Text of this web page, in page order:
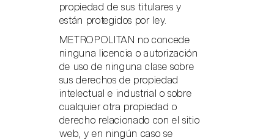
propiedad de sus titulares y
están protegidos por ley.
METROPOLITAN no concede
ninguna licencia o autorización
de uso de ninguna clase sobre
sus derechos de propiedad
intelectual e industrial o sobre
cualquier otra propiedad o
derecho relacionado con el sitio
web, y en ningún caso se